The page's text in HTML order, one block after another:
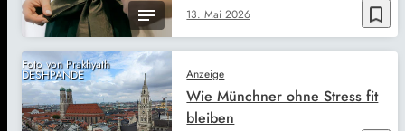
bookmark_border
13. Mai 2026
Foto von Prakhyath
DESHPANDE Anzeige
Wie Münchner ohne Stress fit
bleiben